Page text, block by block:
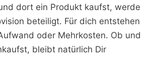
dort ein Produkt kaufst, werde
beteiligt. Für dich entstehen
oder Mehrkosten. Ob und
bleibt natürlich Dir